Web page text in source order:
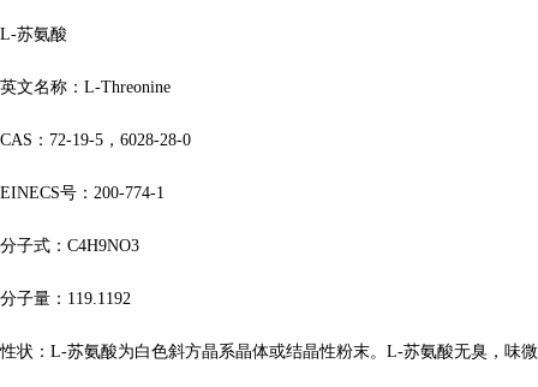
L-苏氨酸
英文名称： L-Threonine
CAS ： 72-19-5 ， 6028-28-0
EINECS号：200-774-1
分子式： C4H9NO3
分子量 ： 119.1192
性状： L-苏氨酸为白色斜方晶系晶体或结晶性粉末。 L-苏氨酸无臭，味微